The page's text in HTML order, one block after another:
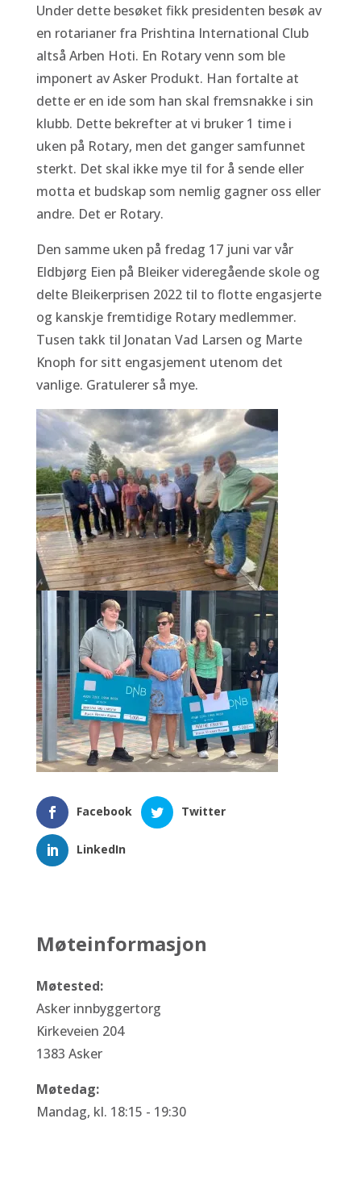
Under dette besøket fikk presidenten besøk av
en rotarianer fra Prishtina International Club
altså Arben Hoti. En Rotary venn som ble
imponert av Asker Produkt. Han fortalte at
dette er en ide som han skal fremsnakke i sin
klubb. Dette bekrefter at vi bruker 1 time i
uken på Rotary, men det ganger samfunnet
sterkt. Det skal ikke mye til for å sende eller
motta et budskap som nemlig gagner oss eller
andre. Det er Rotary.
Den samme uken på fredag 17 juni var vår
Eldbjørg Eien på Bleiker videregående skole og
delte Bleikerprisen 2022 til to flotte engasjerte
og kanskje fremtidige Rotary medlemmer.
Tusen takk til Jonatan Vad Larsen og Marte
Knoph for sitt engasjement utenom det
vanlige. Gratulerer så mye.
Facebook Twitter
LinkedIn
Møteinformasjon
Møtested:
Asker innbyggertorg
Kirkeveien 204
1383 Asker
Møtedag:
Mandag, kl. 18:15 - 19:30